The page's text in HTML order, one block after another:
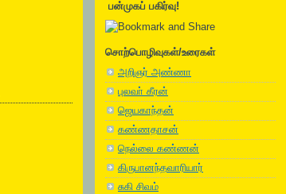
பன்முகப் பகிர்வு!
சொற்பொழிவுகள்/உரைகள்
அறிஞர் அண்ணா
புலவா் கீரன்
ஜெயகாந்தன்
கண்ணதாசன்
நெல்லை கண்ணன்
கிருபானந்தவாரியார்
சுகி சிவம்